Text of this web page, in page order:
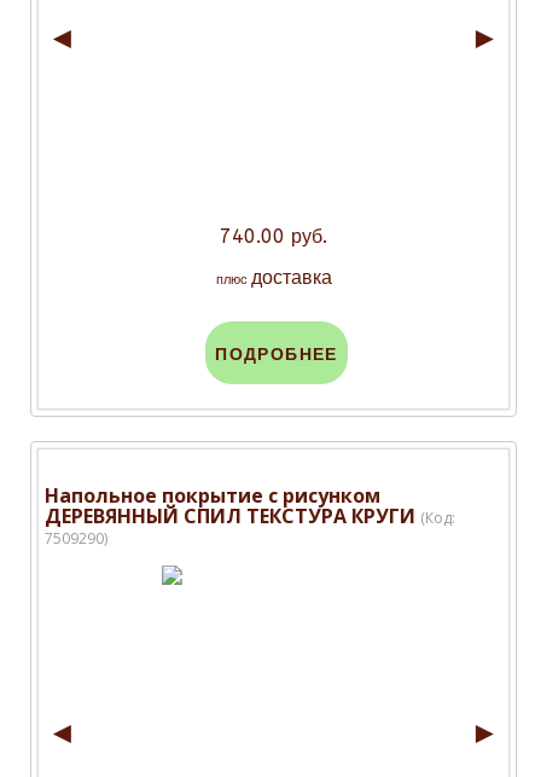
◄ ►
740.00 руб.
плюс доставка
ПОДРОБНЕЕ
Напольное покрытие с рисунком
ДЕРЕВЯННЫЙ СПИЛ ТЕКСТУРА КРУГИ (Код:
7509290)
◄ ►